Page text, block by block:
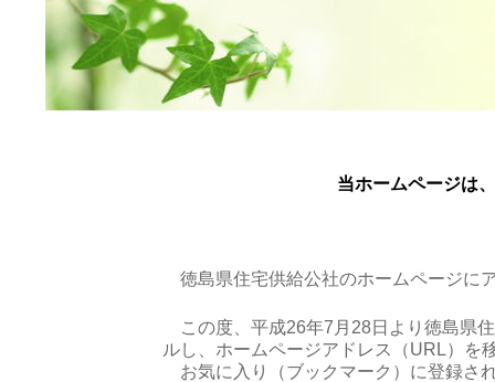
当ホームページは
徳島県住宅供給公社のホームページに
この度、平成26年7月28日より徳島県
ルし、ホームページアドレス（URL）を
お気に入り（ブックマーク）に登録さ